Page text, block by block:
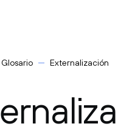
Glosario Externalización